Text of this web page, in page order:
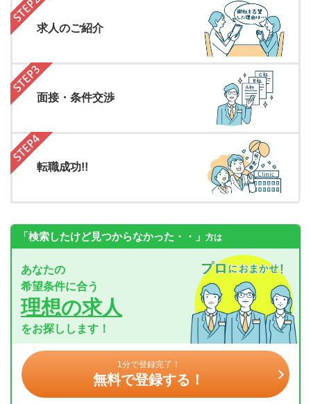
求人のご紹介
面接・条件交渉
転職成功!!
「検索したけど見つからなかった・・」 方は
あなたの
希望条件に合う
理想の求人
をお探しします！
1分で登録完了！
無料で登録する！